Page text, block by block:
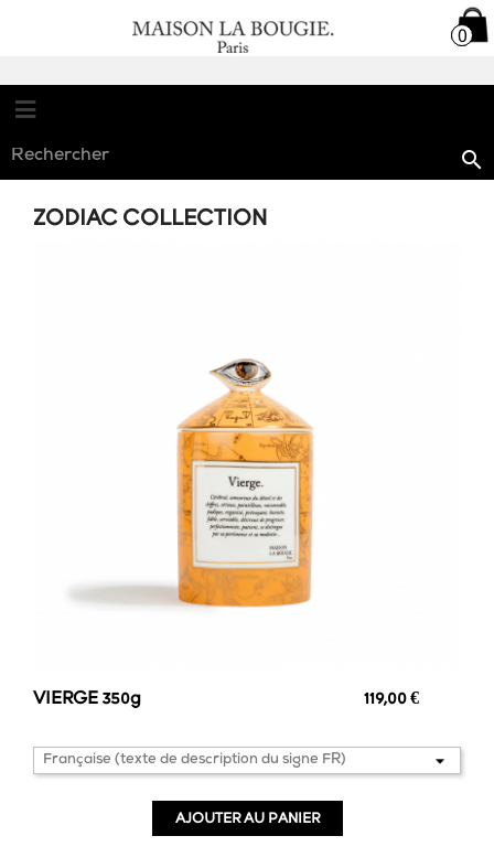
0


0
ZODIAC COLLECTION
VIERGE 350g 119,00 €
AJOUTER AU PANIER